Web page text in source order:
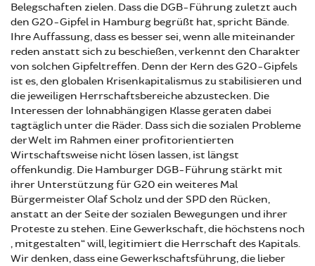
Belegschaften zielen. Dass die DGB-Führung zuletzt auch
den G20-Gipfel in Hamburg begrüßt hat, spricht Bände.
Ihre Auffassung, dass es besser sei, wenn alle miteinander
reden anstatt sich zu beschießen, verkennt den Charakter
von solchen Gipfeltreffen. Denn der Kern des G20-Gipfels
ist es, den globalen Krisenkapitalismus zu stabilisieren und
die jeweiligen Herrschaftsbereiche abzustecken. Die
Interessen der lohnabhängigen Klasse geraten dabei
tagtäglich unter die Räder. Dass sich die sozialen Probleme
der Welt im Rahmen einer profitorientierten
Wirtschaftsweise nicht lösen lassen, ist längst
offenkundig. Die Hamburger DGB-Führung stärkt mit
ihrer Unterstützung für G20 ein weiteres Mal
Bürgermeister Olaf Scholz und der SPD den Rücken,
anstatt an der Seite der sozialen Bewegungen und ihrer
Proteste zu stehen. Eine Gewerkschaft, die höchstens noch
„mitgestalten“ will, legitimiert die Herrschaft des Kapitals.
Wir denken, dass eine Gewerkschaftsführung, die lieber